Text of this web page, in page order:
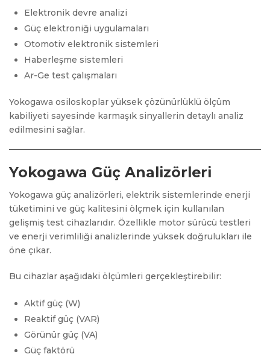
Elektronik devre analizi
Güç elektroniği uygulamaları
Otomotiv elektronik sistemleri
Haberleşme sistemleri
Ar-Ge test çalışmaları
Yokogawa osiloskoplar yüksek çözünürlüklü ölçüm
kabiliyeti sayesinde karmaşık sinyallerin detaylı analiz
edilmesini sağlar.
Yokogawa Güç Analizörleri
Yokogawa güç analizörleri, elektrik sistemlerinde enerji
tüketimini ve güç kalitesini ölçmek için kullanılan
gelişmiş test cihazlarıdır. Özellikle motor sürücü testleri
ve enerji verimliliği analizlerinde yüksek doğrulukları ile
öne çıkar.
Bu cihazlar aşağıdaki ölçümleri gerçekleştirebilir:
Aktif güç (W)
Reaktif güç (VAR)
Görünür güç (VA)
Güç faktörü